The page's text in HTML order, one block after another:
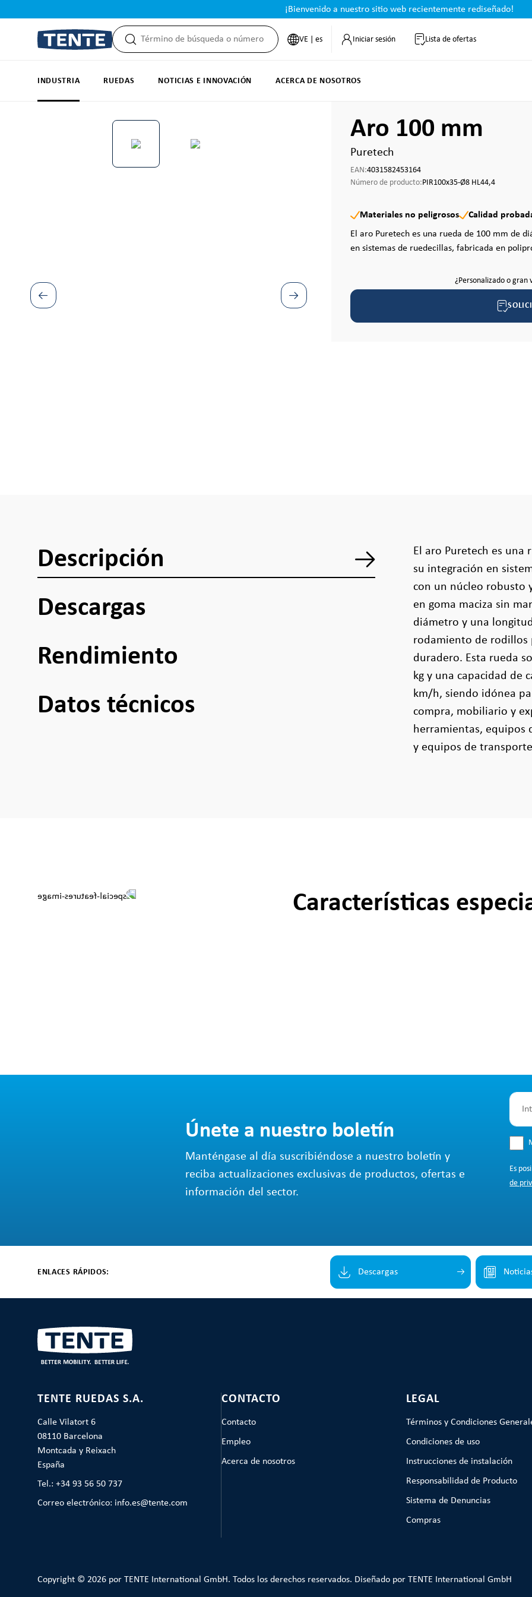
¡Bienvenido a nuestro sitio web recientemente rediseñado!
VE | es Iniciar sesión Lista de ofertas
INDUSTRIA RUEDAS NOTICIAS E INNOVACIÓN ACERCA DE NOSOTROS
Omitir galería de imágenes Aro 100 mm
Puretech
EAN:4031582453164
Número de producto:PIR100x35-Ø8 HL44,4
Materiales no peligrosos
Calidad
El aro Puretech es una rueda de 100 mm de
en sistemas de ruedecillas, fabricada en
¿Personalizado o gran
Descripción
Descargas
Rendimiento
Datos técnicos
El aro Puretech es una
su integración en
con un núcleo robusto
en goma maciza sin
diámetro y una
rodamiento de rodillos
duradero. Esta rueda
kg y una capacidad de
km/h, siendo idónea
compra, mobiliario y
herramientas, equipos
y equipos de
Características
Únete a nuestro boletín
Manténgase al día suscribiéndose a nuestro boletín y
reciba actualizaciones exclusivas de productos, ofertas e
información del sector.
Es
de
ENLACES RÁPIDOS: Descargas
TENTE RUEDAS S.A.
Calle Vilatort 6
08110 Barcelona
Montcada y Reixach
España
Tel.: +34 93 56 50 737
Correo electrónico: info.es@tente.com
CONTACTO
Contacto
Empleo
Acerca de nosotros
LEGAL
Términos y Condiciones
Condiciones de uso
Instrucciones de instalación
Responsabilidad de Producto
Sistema de Denuncias
Compras
Copyright © 2026 por TENTE International GmbH. Todos los derechos reservados. Diseñado por TENTE International GmbH